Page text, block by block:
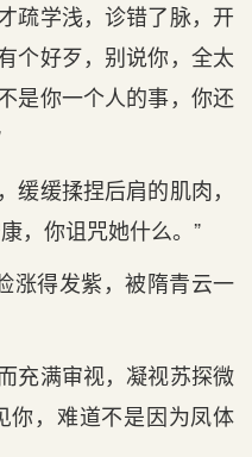
疏学浅，诊错了脉，开
个好歹，别说你，全太
是你一个人的事，你还
缓缓揉捏后肩的肌肉，
，你诅咒她什么。”
涨得发紫，被隋青云一
充满审视，凝视苏探微
你，难道不是因为凤体